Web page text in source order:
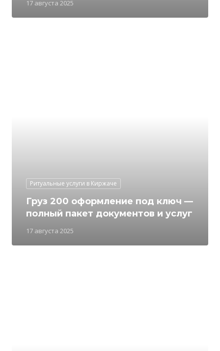
17 августа 2025
Ритуальные услуги в Киржаче
17 августа 2025
Груз 200 оформление под ключ —
полный пакет документов и услуг